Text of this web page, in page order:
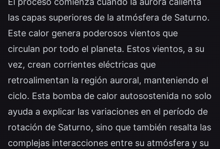
las capas superiores de la atmósfera de Saturno.
Este calor genera poderosos vientos que
circulan por todo el planeta. Estos vientos, a su
vez, crean corrientes eléctricas que
retroalimentan la región auroral, manteniendo el
ciclo. Esta bomba de calor autosostenida no solo
ayuda a explicar las variaciones en el período de
rotación de Saturno, sino que también resalta las
complejas interacciones entre su atmósfera y su